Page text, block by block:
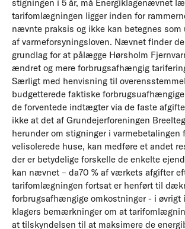
stigningen i 5 år, må Energiklagenævnet
tarifomlægningen ligger inden for
nævnte praksis og ikke kan betegnes som
af varmeforsyningsloven. Nævnet finder
grundlag for at pålægge Hørsholm
ændret og mere forbrugsafhængig
Særligt med henvisning til
budgetterede faktiske
de forventede indtægter via de faste
ikke at det af Grundejerforeningen
herunder om stigninger i varmebetalingen
velisolerede huse, kan medføre et andet
der er betydelige forskelle de enkelte
kan nævnet – da70 % af værkets afgifter
tarifomlægningen fortsat er henført til
forbrugsafhængige omkostninger - i
klagers bemærkninger om at
at tilskyndelsen til at maksimere de